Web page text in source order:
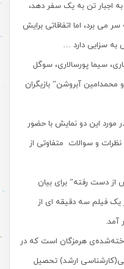
اجبار تن به یک سفر دهد،
می برد، اما اتفاقاتی برایش
سزایی دارد …
سیما پورسالاری، سوگل
آبروشن” بازیگران
مورد این دو نمایش با حضور
نظرات و سوالات متفاوتی از
از دست رفته” برای بیان
یک فیلم سه دقیقه ای از
آمد.
هرمزگان است که در
ارشد) تحصیل